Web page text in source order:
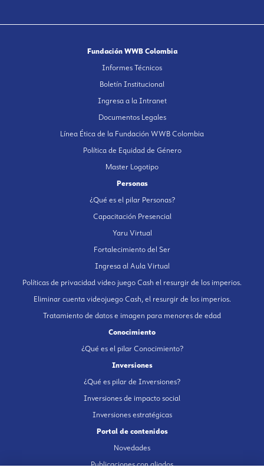
Fundación WWB Colombia
Informes Técnicos
Boletín Institucional
Ingresa a la Intranet
Documentos Legales
Línea Ética de la Fundación WWB Colombia
Política de Equidad de Género
Master Logotipo
Personas
¿Qué es el pilar Personas?
Capacitación Presencial
Yaru Virtual
Fortalecimiento del Ser
Ingresa al Aula Virtual
Políticas de privacidad video juego Cash el resurgir de los imperios.
Eliminar cuenta videojuego Cash, el resurgir de los imperios.
Tratamiento de datos e imagen para menores de edad
Conocimiento
¿Qué es el pilar Conocimiento?
Inversiones
¿Qué es pilar de Inversiones?
Inversiones de impacto social
Inversiones estratégicas
Portal de contenidos
Novedades
Publicaciones con aliados